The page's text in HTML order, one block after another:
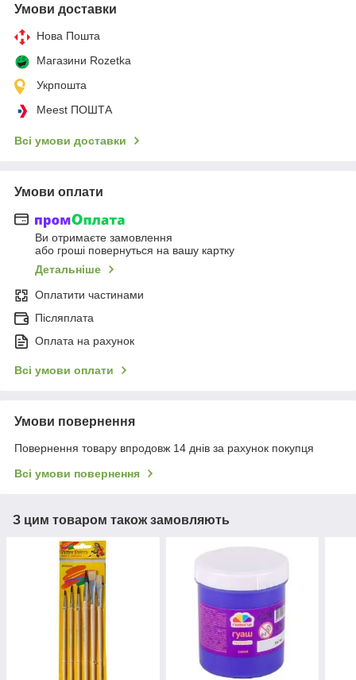
Умови доставки
Нова Пошта
Магазини Rozetka
Укрпошта
Meest ПОШТА
Всі умови доставки
Умови оплати
Ви отримаєте замовлення
або гроші повернуться на вашу картку
Детальніше
Оплатити частинами
Післяплата
Оплата на рахунок
Всі умови оплати
Умови повернення
Повернення товару впродовж 14 днів за рахунок покупця
Всі умови повернення
З цим товаром також замовляють